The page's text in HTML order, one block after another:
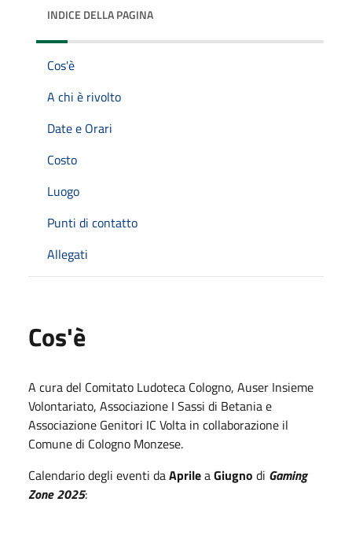
INDICE DELLA PAGINA
Cos'è
A chi è rivolto
Date e Orari
Costo
Luogo
Punti di contatto
Allegati
Cos'è
A cura del Comitato Ludoteca Cologno, Auser Insieme
Volontariato, Associazione I Sassi di Betania e
Associazione Genitori IC Volta in collaborazione il
Comune di Cologno Monzese.
Calendario degli eventi daAprileaGiugno di Gaming
Zone 2025: